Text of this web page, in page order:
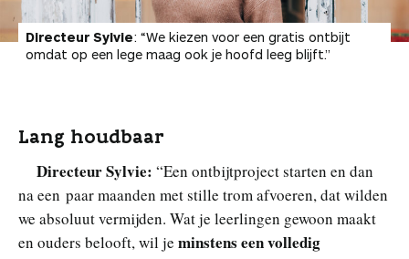
Directeur Sylvie: “We kiezen voor een gratis ontbijt
omdat op een lege maag ook je hoofd leeg blijft.”
Lang houdbaar
Directeur Sylvie: “Een ontbijtproject starten en dan
na een paar maanden met stille trom afvoeren, dat wilden
we absoluut vermijden. Wat je leerlingen gewoon maakt
en ouders belooft, wil je minstens een volledig